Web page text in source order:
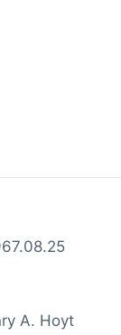
A. Hoyt